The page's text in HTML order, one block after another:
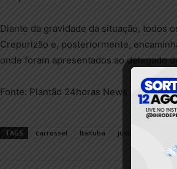
Diante da gravidade da situação, todos
Crepurizão e, posteriormente,
onde foram apresentados ao delegado
Fonte: Plantão 24horas News
TAGS carrossel Itaituba justiça